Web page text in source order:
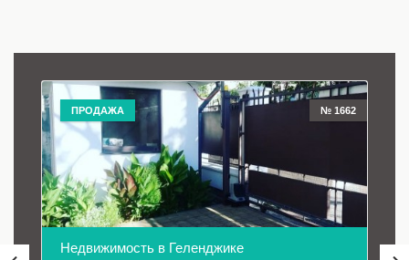
ПРОДАЖА № 1662
Недвижимость в Геленджике